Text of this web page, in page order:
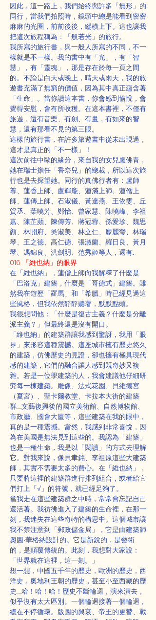
因此，這一路上，我們始終與許多「無形」的
同行，當我們拍照時，鏡頭中總是能看到密密
麻麻的光圈，前前後後，縱橫上下。這也讓我
把這次旅程稱為：「般若光」的旅行。
我所寫的旅行書，與一般人所寫的不同，不一
樣就是不一樣。我的書中有「光」，有「智
慧」，有「靈魂」，那是存在於每一頁之間
的。不論是白天或晚上，晴天或雨天，我的旅
遊書充滿了無窮的價值，因為其中真正蘊含著
「生命」。當你讀這本書，你會感到愉悅，會
覺得安慰，會有所收穫。在這本書裡，不僅有
旅遊，還有音樂、有劍、有畫，有如來的智
慧，還有那看不見的第三眼。
這樣的旅行書，在許多旅遊書中從未出現過，
這才是真正的「不一樣」！
這次前往中歐的緣分，來自我的女兒盧佛青，
她在瑞士擔任「香奈兒」的總裁，所以這次旅
行也是去探望她。同行的真佛行者有：盧師
尊、蓮香上師、盧輝龐、蓮滿上師、蓮僧上
師、蓮傳上師、石淑儀、黃達燕、王依雯、丘
貿丞、葉曉芳、鄭怡、曾家慧、陳曉峰、李祖
嘉、陳芷蘋、陳傳芳、蔣冠蓉、孫愛珍、魏思
顏、林開府、吳淑美、林立仁、廖麗瑩、林瑞
琴、王之德、高仁德、張淑蘭、羅日良、黃月
琴、馮錦良、洪劍明、范秀姬等人，還有...
016 「維也納」的眼界
在「維也納」，蓮僧上師向我解釋了什麼是
「巴洛克」建築，什麼是「哥德式」建築。雖
然我在遊歷「羅馬」和「希臘」時已經見過這
些風格，但我依然靜靜聽著，默默點頭。
我很想問他：「什麼是復古主義？什麼是分離
派主義？」但最終還是沒有開口。
「維也納」的建築群讓我感到驚訝，我用「眼
界」來形容這種震撼。這座城市擁有歷史悠久
的建築，仿佛歷史的見證，卻也擁有極具現代
感的建築，它們的融合讓人感到既奇妙又複
雜。若是一位學建築的人，我會建議他仔細研
究每一棟建築。雕像、法式花園、貝維德宮
（夏宮）、聖卡爾教堂、卡拉本大街的建築
群……文藝復興後的國立美術館、自然博物館、
市政廳、國會大廈等，這些建築在我的眼中，
真的是一種震撼。當然，我感到非常喜悅，因
為在美國是無法見到這些的。我認為「建築」
也是一種生命，我是以「閱讀」的方式去理解
它。對我來說，像貝聿銘、李祖原這些大建築
師，其實不需要太多的費心。在「維也納」，
只要將這裡的建築群進行排列組合，或者給它
們打上「√」的符號，就已經足夠了。
當我走在這些建築群之中時，常常會忘記自己
還活著。我彷彿進入了建築的生命裡，在那一
刻，我迷失在這些奇特的構思中。這個城市讓
我不禁注意到「郵政儲金局」，它是由建築師
奧圖‧華格納設計的。它是新銳的，是藝術
的，是顛覆傳統的。此刻，我想對大家說：
「世界就在這裡，這一刻。」
想一想，中國五千年的歷史，歐洲的歷史，西
洋史，奧地利王朝的歷史，甚至小至西藏的歷
史……哈！哈！哈！歷史不斷輪迴，演來演去，
似乎沒有太大區別。一個輪迴接著一個輪迴，
總在不停循環。版圖的興衰、帝王的更替、戰